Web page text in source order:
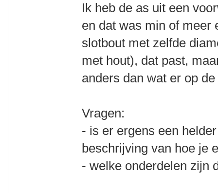
Ik heb de as uit een
en dat was min of meer
slotbout met zelfde
met hout), dat past,
anders dan wat er op
Vragen:
- is er ergens een
beschrijving van hoe je
- welke onderdelen zijn